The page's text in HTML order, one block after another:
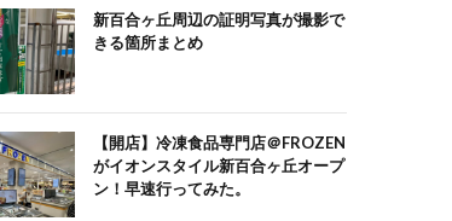
新百合ヶ丘周辺の証明写真が撮影で
きる箇所まとめ
【開店】冷凍食品専門店＠FROZEN
がイオンスタイル新百合ヶ丘オープ
ン！早速行ってみた。